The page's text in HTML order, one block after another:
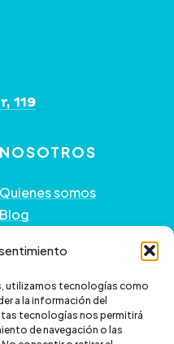
utilizamos tecnologías como
a la información del
tecnologías nos permitirá
de navegación o las
119
NOSOTROS
Quienes somos
Blog
INFORMACIÓN
de envío